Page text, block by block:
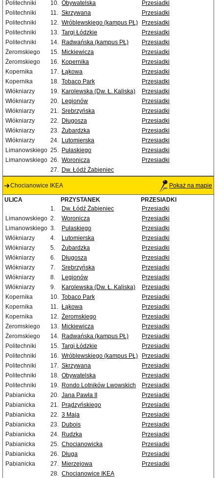
Politechniki
10. Obywatelska
Przesiadki
Politechniki
11. Skrzywana
Przesiadki
Politechniki
12. Wróblewskiego (kampus PŁ)
Przesiadki
Politechniki
13. Targi Łódzkie
Przesiadki
Politechniki
14. Radwańska (kampus PŁ)
Przesiadki
Żeromskiego
15. Mickiewicza
Przesiadki
Żeromskiego
16. Kopernika
Przesiadki
Kopernika
17. Łąkowa
Przesiadki
Kopernika
18. Tobaco Park
Przesiadki
Włókniarzy
19. Karolewska (Dw. Ł. Kaliska)
Przesiadki
Włókniarzy
20. Legionów
Przesiadki
Włókniarzy
21. Srebrzyńska
Przesiadki
Włókniarzy
22. Długosza
Przesiadki
Włókniarzy
23. Żubardzka
Przesiadki
Włókniarzy
24. Lutomierska
Przesiadki
Limanowskiego 25. Pułaskiego
Przesiadki
Limanowskiego 26. Woronicza
Przesiadki
27. Dw. Łódź Żabieniec
Chocianowice IKEA Pokaż na mapie
ULICA PRZYSTANEK
PRZESIADKI
1.
Dw. Łódź Żabieniec
Przesiadki
Limanowskiego 2. Woronicza
Przesiadki
Limanowskiego 3. Pułaskiego
Przesiadki
Włókniarzy
4. Lutomierska
Przesiadki
Włókniarzy
5. Żubardzka
Przesiadki
Włókniarzy
6. Długosza
Przesiadki
Włókniarzy
7. Srebrzyńska
Przesiadki
Włókniarzy
8. Legionów
Przesiadki
Włókniarzy
9. Karolewska (Dw. Ł. Kaliska)
Przesiadki
Kopernika
10. Tobaco Park
Przesiadki
Kopernika
11. Łąkowa
Przesiadki
Kopernika
12. Żeromskiego
Przesiadki
Żeromskiego
13. Mickiewicza
Przesiadki
Żeromskiego
14. Radwańska (kampus PŁ)
Przesiadki
Politechniki
15. Targi Łódzkie
Przesiadki
Politechniki
16. Wróblewskiego (kampus PŁ)
Przesiadki
Politechniki
17. Skrzywana
Przesiadki
Politechniki
18. Obywatelska
Przesiadki
Politechniki
19. Rondo Lotników Lwowskich
Przesiadki
Pabianicka
20. Jana Pawła II
Przesiadki
Pabianicka
21. Prądzyńskiego
Przesiadki
Pabianicka
22. 3 Maja
Przesiadki
Pabianicka
23. Dubois
Przesiadki
Pabianicka
24. Rudzka
Przesiadki
Pabianicka
25. Chocianowicka
Przesiadki
Pabianicka
26. Długa
Przesiadki
Pabianicka
27. Mierzejowa
Przesiadki
28. Chocianowice IKEA